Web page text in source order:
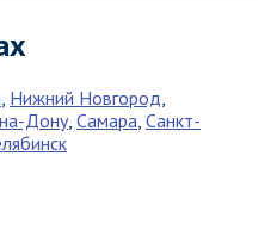
, Нижний Новгород,
Дону, Самара, Санкт-